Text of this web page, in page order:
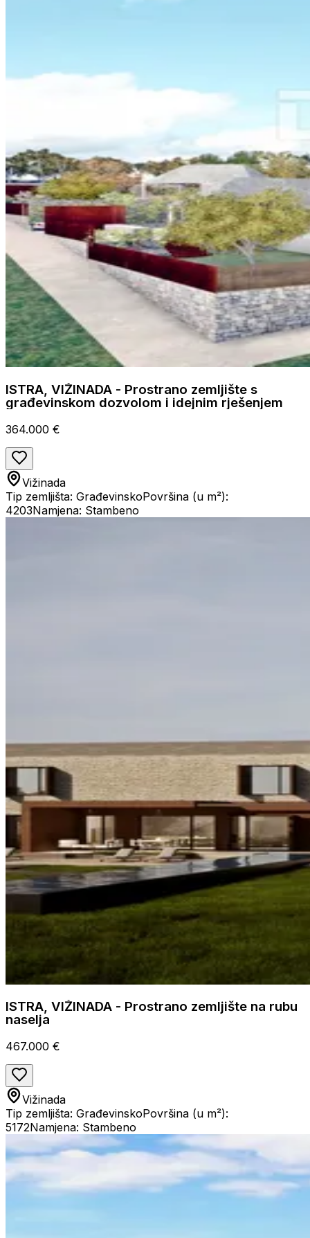
ISTRA, VIŽINADA - Prostrano zemljište s
građevinskom dozvolom i idejnim rješenjem
364.000 €
Vižinada
Tip zemljišta: GrađevinskoPovršina (u m²):
4203Namjena: Stambeno
ISTRA, VIŽINADA - Prostrano zemljište na rubu
naselja
467.000 €
Vižinada
Tip zemljišta: GrađevinskoPovršina (u m²):
5172Namjena: Stambeno